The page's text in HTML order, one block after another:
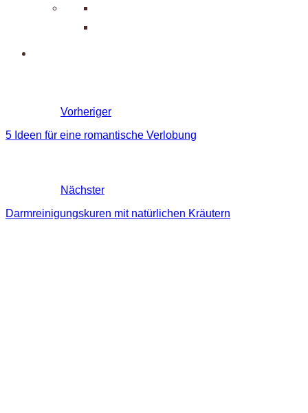
Vorheriger
5 Ideen für eine romantische Verlobung
Nächster
Darmreinigungskuren mit natürlichen Kräutern